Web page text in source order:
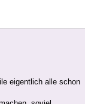
eigentlich alle schon